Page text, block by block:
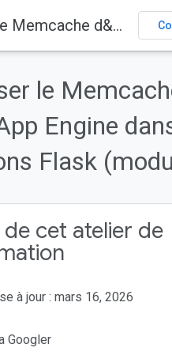
d'application de référence
Utiliser le Memcache d&#39;App Engine dans des applications Flask (module 12)
le
Engine
Flask
cet atelier de
à jour : mars 16, 2026
Googler